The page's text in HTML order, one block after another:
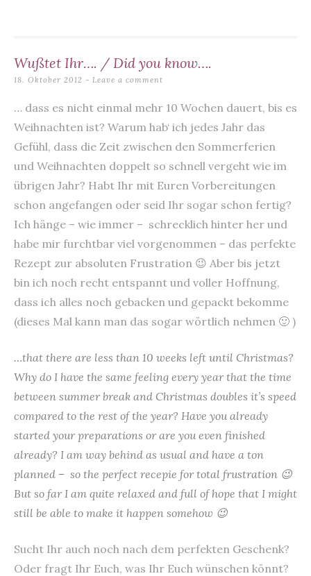
Wußtet Ihr…. / Did you know….
18. Oktober 2012 Leave a comment
… dass es nicht einmal mehr 10 Wochen dauert, bis es
Weihnachten ist? Warum hab‘ ich jedes Jahr das
Gefühl, dass die Zeit zwischen den Sommerferien
und Weihnachten doppelt so schnell vergeht wie im
übrigen Jahr? Habt Ihr mit Euren Vorbereitungen
schon angefangen oder seid Ihr sogar schon fertig?
Ich hänge – wie immer – schrecklich hinter her und
habe mir furchtbar viel vorgenommen – das perfekte
Rezept zur absoluten Frustration 😉 Aber bis jetzt
bin ich noch recht entspannt und voller Hoffnung,
dass ich alles noch gebacken und gepackt bekomme
(dieses Mal kann man das sogar wörtlich nehmen 🙂 )
…that there are less than 10 weeks left until Christmas?
Why do I have the same feeling every year that the time
between summer break and Christmas doubles it’s speed
compared to the rest of the year? Have you already
started your preparations or are you even finished
already? I am way behind as usual and have a ton
planned – so the perfect recepie for total frustration 😉
But so far I am quite relaxed and full of hope that I might
still be able to make it happen somehow 😉
Sucht Ihr auch noch nach dem perfekten Geschenk?
Oder fragt Ihr Euch, was Ihr Euch wünschen könnt?